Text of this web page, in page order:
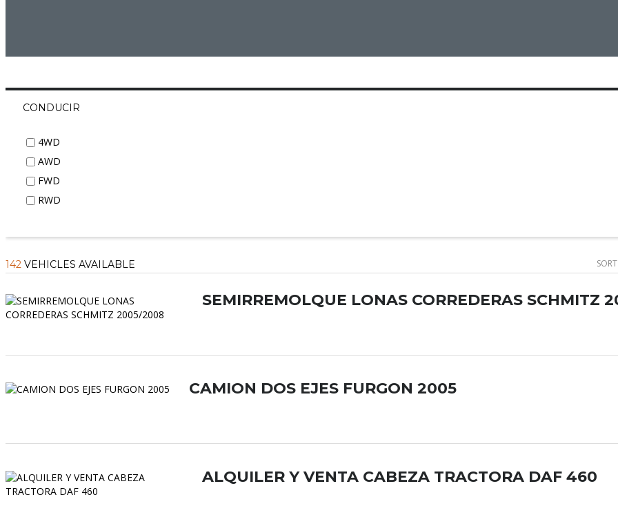
CONDUCIR
4WD
AWD
FWD
RWD
142 VEHICLES AVAILABLE
SEMIRREMOLQUE LONAS CORREDERAS SCHMITZ
CAMION DOS EJES FURGON 2005
ALQUILER Y VENTA CABEZA TRACTORA DAF 460